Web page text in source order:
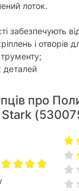
лоток.
забезпечують
і отворів
деталей
про
Stark